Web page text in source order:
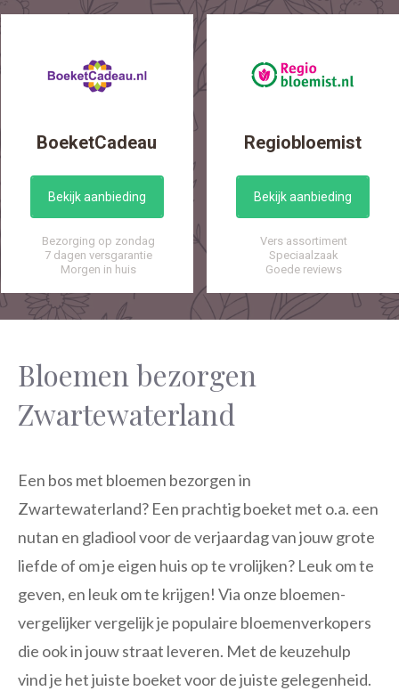
BoeketCadeau
Bekijk aanbieding
Bezorging op zondag
7 dagen versgarantie
Morgen in huis
Regiobloemist
Bekijk aanbieding
Vers assortiment
Speciaalzaak
Goede reviews
Bloemen bezorgen
Zwartewaterland
Een bos met bloemen bezorgen in
Zwartewaterland? Een prachtig boeket met o.a. een
nutan en gladiool voor de verjaardag van jouw grote
liefde of om je eigen huis op te vrolijken? Leuk om te
geven, en leuk om te krijgen! Via onze bloemen-
vergelijker vergelijk je populaire bloemenverkopers
die ook in jouw straat leveren. Met de keuzehulp
vind je het juiste boeket voor de juiste gelegenheid.